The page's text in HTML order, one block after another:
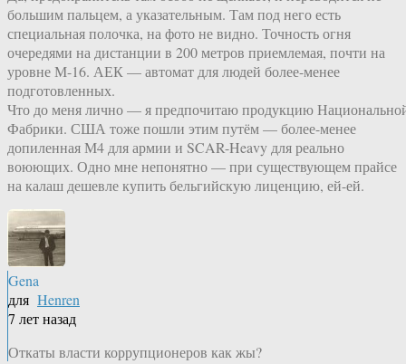
большим пальцем, а указательным. Там под него есть
специальная полочка, на фото не видно. Точность огня
очередями на дистанции в 200 метров приемлемая, почти на
уровне М-16. АЕК — автомат для людей более-менее
подготовленных.
Что до меня лично — я предпочитаю продукцию
Фабрики. США тоже пошли этим путём — более-менее
допиленная М4 для армии и SCAR-Heavy для реально
воюющих. Одно мне непонятно — при существующем прайсе
на калаш дешевле купить бельгийскую лиценцию, ей-ей.
Gena
для Henren
7 лет назад
Откаты власти коррупционеров как жы?